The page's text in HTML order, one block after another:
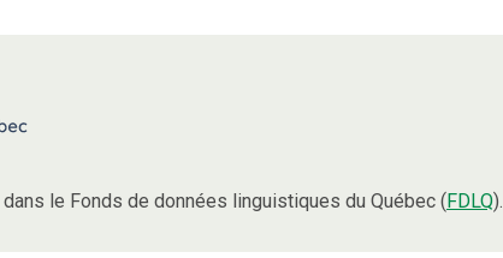
dans le Fonds de données linguistiques du Québec (FDLQ).